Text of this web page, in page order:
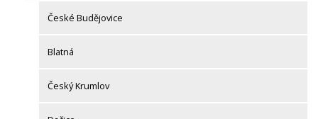
České Budějovice
Blatná
Český Krumlov